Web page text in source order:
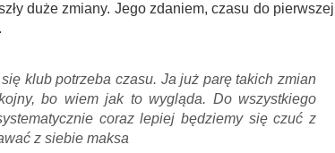
duże zmiany. Jego zdaniem, czasu do pierwszej
klub potrzeba czasu. Ja już parę takich zmian
bo wiem jak to wygląda. Do wszystkiego
coraz lepiej będziemy się czuć z
z siebie maksa